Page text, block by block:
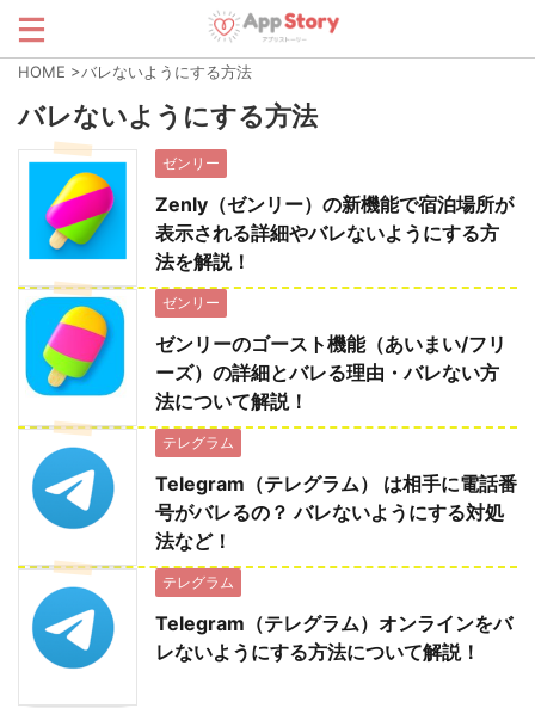
HOME >バレないようにする方法
バレないようにする方法
ゼンリー
Zenly（ゼンリー）の新機能で宿泊場所が
表示される詳細やバレないようにする方
法を解説！
ゼンリー
ゼンリーのゴースト機能（あいまい/フリ
ーズ）の詳細とバレる理由・バレない方
法について解説！
テレグラム
Telegram（テレグラム） は相手に電話番
号がバレるの？ バレないようにする対処
法など！
テレグラム
Telegram（テレグラム）オンラインをバ
レないようにする方法について解説！